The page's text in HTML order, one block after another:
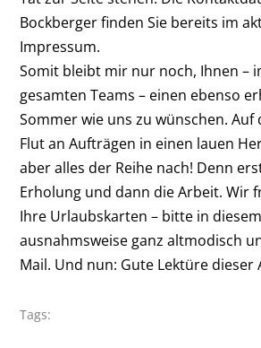
Bockberger finden Sie bereits im
Impressum.
Somit bleibt mir nur noch, Ihnen –
gesamten Teams – einen ebenso
Sommer wie uns zu wünschen. Auf
Flut an Aufträgen in einen lauen
aber alles der Reihe nach! Denn
Erholung und dann die Arbeit. Wir
Ihre Urlaubskarten – bitte in
ausnahmsweise ganz altmodisch
Mail. Und nun: Gute Lektüre dieser
Tags: